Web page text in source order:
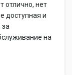
отлично, нет
доступная и
на